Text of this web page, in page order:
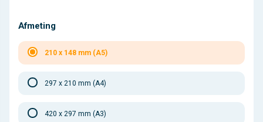
Afmeting
210 x 148 mm (A5)
297 x 210 mm (A4)
420 x 297 mm (A3)